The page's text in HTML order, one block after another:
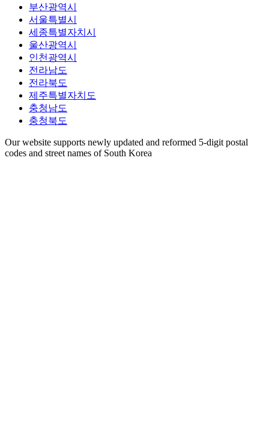
부산광역시
서울특별시
세종특별자치시
울산광역시
인천광역시
전라남도
전라북도
제주특별자치도
충청남도
충청북도
Our website supports newly updated and reformed 5-digit postal
codes and street names of South Korea